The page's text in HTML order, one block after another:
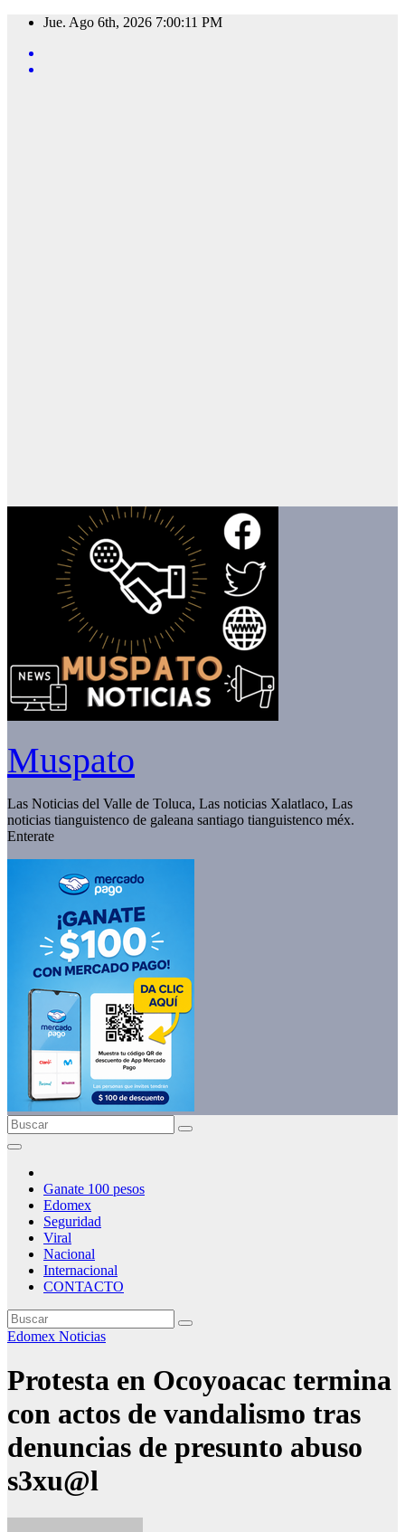
Saltar
contenido
Jue. Ago 6th, 2026 7:00:12 PM
Muspato
Las Noticias del Valle de Toluca, Las noticias Xalatlaco, Las
noticias tianguistenco de galeana santiago tianguistenco méx.
Enterate
Ganate 100 pesos
Edomex
Seguridad
Viral
Nacional
Internacional
CONTACTO
Edomex Noticias
Protesta en Ocoyoacac termina
con actos de vandalismo tras
denuncias de presunto abuso
s3xu@l